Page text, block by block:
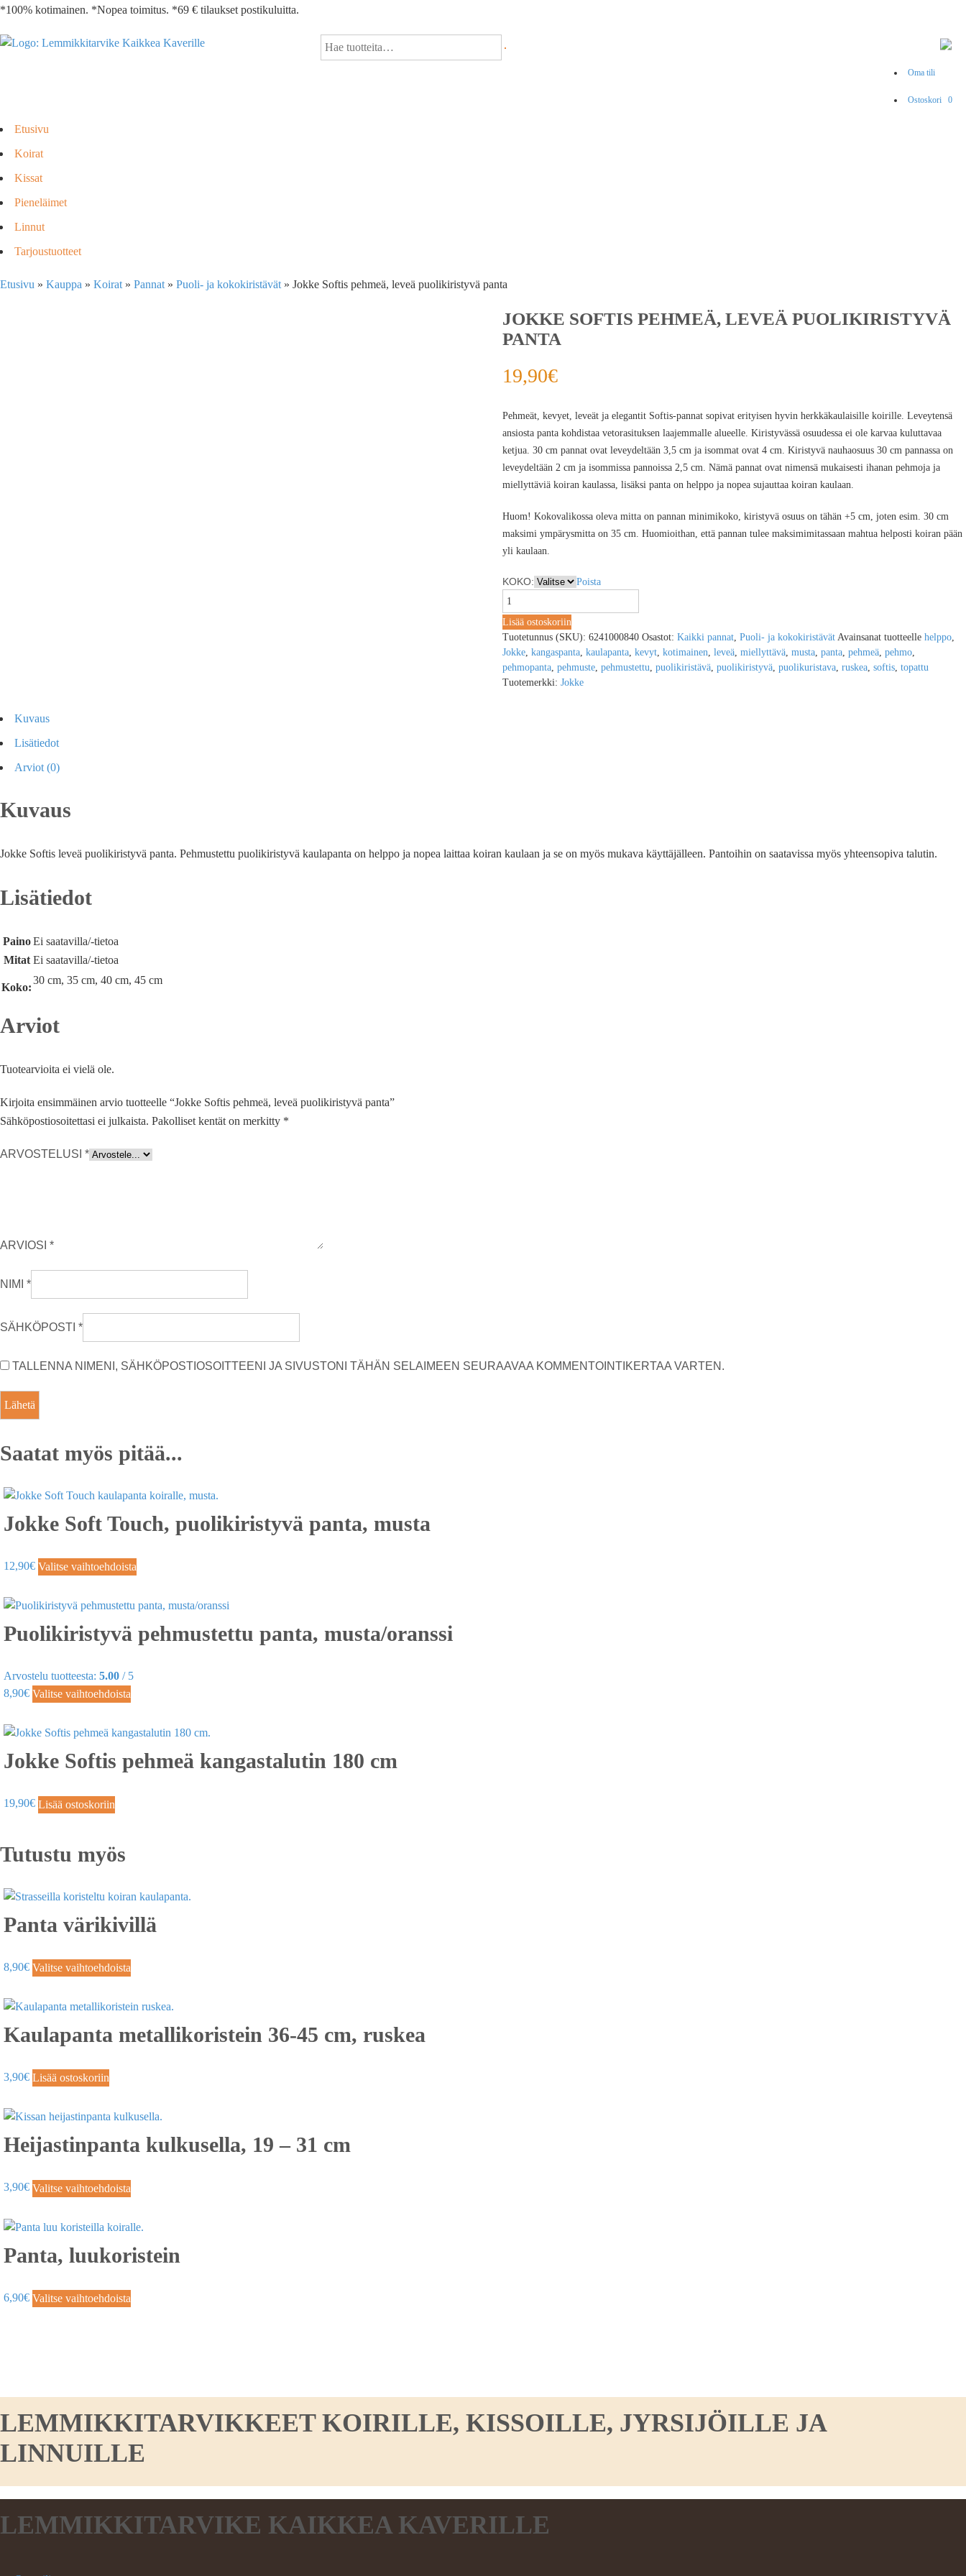
*100% kotimainen. *Nopea toimitus. *69 € tilaukset postikuluitta.
Oma tili
Ostoskori 0
Etusivu
Koirat
Kissat
Pieneläimet
Linnut
Tarjoustuotteet
Etusivu » Kauppa » Koirat » Pannat » Puoli- ja kokokiristävät » Jokke Softis pehmeä, leveä puolikiristyvä panta
JOKKE SOFTIS PEHMEÄ, LEVEÄ PUOLIKIRISTYVÄ
PANTA
19,90€
Pehmeät, kevyet, leveät ja elegantit Softis-pannat sopivat erityisen hyvin herkkäkaulaisille koirille. Leveytensä
ansiosta panta kohdistaa vetorasituksen laajemmalle alueelle. Kiristyvässä osuudessa ei ole karvaa kuluttavaa
ketjua. 30 cm pannat ovat leveydeltään 3,5 cm ja isommat ovat 4 cm. Kiristyvä nauhaosuus 30 cm pannassa on
leveydeltään 2 cm ja isommissa pannoissa 2,5 cm. Nämä pannat ovat nimensä mukaisesti ihanan pehmoja ja
miellyttäviä koiran kaulassa, lisäksi panta on helppo ja nopea sujauttaa koiran kaulaan.
Huom! Kokovalikossa oleva mitta on pannan minimikoko, kiristyvä osuus on tähän +5 cm, joten esim. 30 cm
maksimi ympärysmitta on 35 cm. Huomioithan, että pannan tulee maksimimitassaan mahtua helposti koiran pään
yli kaulaan.
KOKO: Poista
Lisää ostoskoriin
Tuotetunnus (SKU): 6241000840 Osastot: Kaikki pannat, Puoli- ja kokokiristävät Avainsanat tuotteelle helppo,
Jokke, kangaspanta, kaulapanta, kevyt, kotimainen leveä, miellyttävä, musta, panta, pehmeä, pehmo,
pehmopanta, pehmuste, pehmustettu puolikiristävä, puolikiristyvä, puolikuristava, ruskea, softis, topattu
Tuotemerkki: Jokke
Kuvaus
Lisätiedot
Arviot (0)
Kuvaus
Jokke Softis leveä puolikiristyvä panta. Pehmustettu puolikiristyvä kaulapanta on helppo ja nopea laittaa koiran kaulaan ja se on myös mukava käyttäjälleen. Pantoihin on saatavissa myös yhteensopiva talutin.
Lisätiedot
Paino Ei saatavilla/-tietoa
Mitat Ei saatavilla/-tietoa
Koko:
30 cm, 35 cm, 40 cm, 45 cm
Arviot
Tuotearvioita ei vielä ole.
Kirjoita ensimmäinen arvio tuotteelle “Jokke Softis pehmeä, leveä puolikiristyvä panta”
Sähköpostiosoitettasi ei julkaista. Pakolliset kentät on merkitty *
ARVOSTELUSI *
ARVIOSI *
NIMI *
SÄHKÖPOSTI *
TALLENNA NIMENI, SÄHKÖPOSTIOSOITTEENI JA SIVUSTONI TÄHÄN SELAIMEEN SEURAAVAA KOMMENTOINTIKERTAA VARTEN.
Saatat myös pitää...
Jokke Soft Touch, puolikiristyvä panta, musta
12,90€ Valitse vaihtoehdoista
Puolikiristyvä pehmustettu panta, musta/oranssi
Arvostelu tuotteesta: 5.00 / 5
8,90€ Valitse vaihtoehdoista
Jokke Softis pehmeä kangastalutin 180 cm
19,90€ Lisää ostoskoriin
Tutustu myös
Panta värikivillä
8,90€ Valitse vaihtoehdoista
Kaulapanta metallikoristein 36-45 cm, ruskea
3,90€ Lisää ostoskoriin
Heijastinpanta kulkusella, 19 – 31 cm
3,90€ Valitse vaihtoehdoista
Panta, luukoristein
6,90€ Valitse vaihtoehdoista
LEMMIKKITARVIKKEET KOIRILLE, KISSOILLE, JYRSIJÖILLE JA
LINNUILLE
LEMMIKKITARVIKE KAIKKEA KAVERILLE